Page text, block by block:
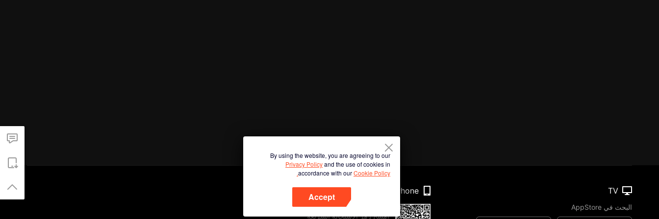
By using the website, you are agreeing to our
Privacy Policyand the use of cookies in
accordance with ourCookie Policy.
Accept
TV
البحث في AppStore
Phone
امسح رمز الاستجابة السريعة